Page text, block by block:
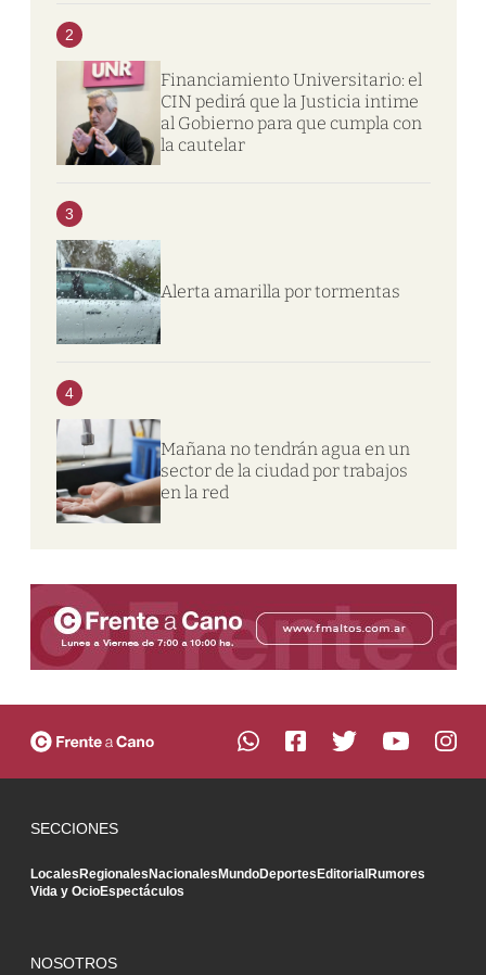
2
Financiamiento Universitario: el
CIN pedirá que la Justicia intime
al Gobierno para que cumpla con
la cautelar
3
Alerta amarilla por tormentas
4
Mañana no tendrán agua en un
sector de la ciudad por trabajos
en la red
SECCIONES
LocalesRegionalesNacionalesMundoDeportesEditorialRumores
Vida y OcioEspectáculos
NOSOTROS